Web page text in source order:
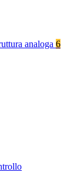
analoga 6